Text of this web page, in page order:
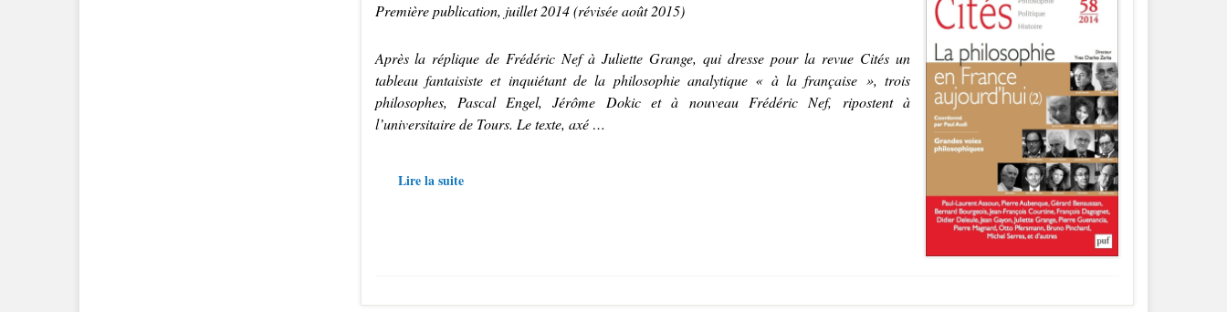
Première publication, juillet 2014 (révisée août 2015)
Après la réplique de Frédéric Nef à Juliette Grange, qui dresse pour la revue Cités un
tableau fantaisiste et inquiétant de la philosophie analytique « à la française », trois
philosophes, Pascal Engel, Jérôme Dokic et à nouveau Frédéric Nef, ripostent à
l’universitaire de Tours. Le texte, axé …
Lire la suite